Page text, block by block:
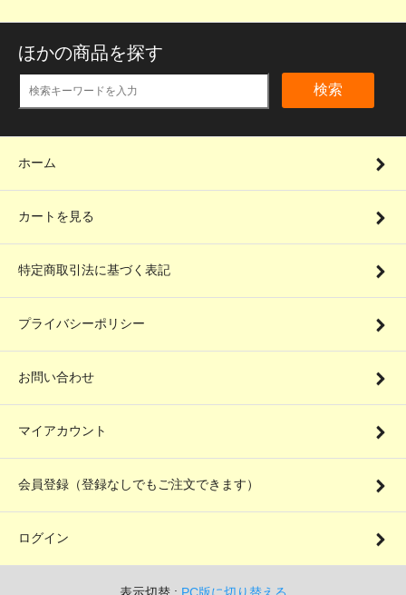
ほかの商品を探す
検索
ホーム
カートを見る
特定商取引法に基づく表記
プライバシーポリシー
お問い合わせ
マイアカウント
会員登録（登録なしでもご注文できます）
ログイン